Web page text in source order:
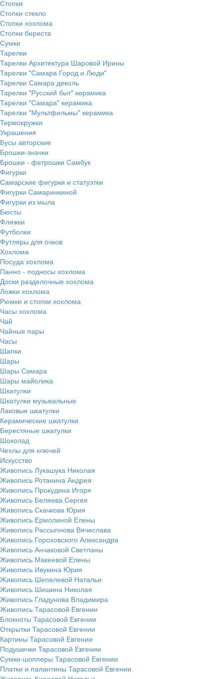
Стопки
Стопки стекло
Стопки хохлома
Стопки береста
Сумки
Тарелки
Тарелки Архитектура Шаровой Ирины
Тарелки "Самара Город и Люди"
Тарелки Самара деколь
Тарелки "Русский быт" керамика
Тарелки "Самара" керамика
Тарелки "Мультфильмы" керамика
Термокружки
Украшения
Бусы авторские
Брошки-значки
Брошки - фетрошки Самбук
Фигурки
Самарские фигурки и статуэтки
Фигурки Самаринкиной
Фигурки из мыла
Бюсты
Фляжки
Футболки
Футляры для очков
Хохлома
Посуда хохлома
Панно - подносы хохлома
Доски разделочные хохлома
Ложки хохлома
Рюмки и стопки хохлома
Часы хохлома
Чай
Чайные пары
Часы
Шапки
Шары
Шары Самара
Шары майолика
Шкатулки
Шкатулки музыкальные
Лаковые шкатулки
Керамические шкатулки
Берестяные шкатулки
Шоколад
Чехлы для ключей
Искусство
Живопись Лукашука Николая
Живопись Ротанина Андрея
Живопись Прокудина Игоря
Живопись Беляева Сергея
Живопись Скачкова Юрия
Живопись Ермолиной Елены
Живопись Рассыпнова Вячеслава
Живопись Гороховского Александра
Живопись Анчаковой Светланы
Живопись Макеевой Елены
Живопись Ивукина Юрия
Живопись Шепелевой Натальи
Живопись Шишина Николая
Живопись Гладунова Владимира
Живопись Тарасовой Евгении
Блокноты Тарасовой Евгении
Открытки Тарасовой Евгении
Картины Тарасовой Евгении
Подушечки Тарасовой Евгении
Сумки-шопперы Тарасовой Евгении
Платки и палантины Тарасовой Евгении